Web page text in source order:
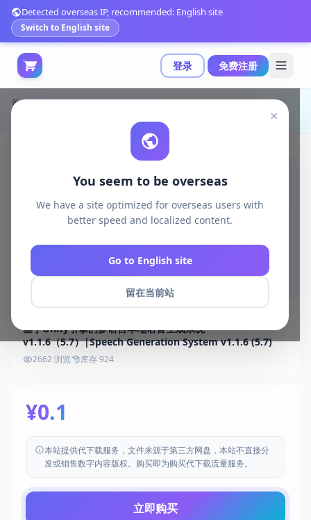
登录 免费注册
Detected overseas IP, recommended: English site
Switch to English site
×
You seem to be overseas
We have a site optimized for overseas users with
better speed and localized content.
Go to English site
留在当前站
首页 游戏开发 unreal资源
Unreal Engine Code Plugins
基于Unity引擎的多语言本地语音生成系统
v1.1.6（5.7）|Speech Generation System v1.1.6 (5.7)
2662 浏览 库存 924
¥0.1
本站提供代下载服务，文件来源于第三方网盘，本站不直接分
发或销售数字内容版权。购买即为购买代下载流量服务。
立即购买